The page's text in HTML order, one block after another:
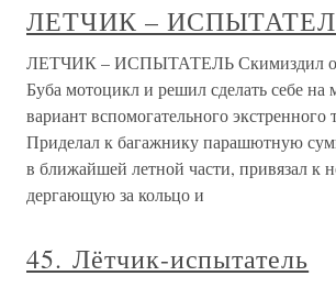
ЛЕТЧИК –
ЛЕТЧИК – ИСПЫТАТЕЛЬ Скимиздил
Буба мотоцикл и решил сделать себе на
вариант вспомогательного
Приделал к багажнику парашютную
в ближайшей летной части, привязал к
дергающую за кольцо и
45. Лётчик-испытатель